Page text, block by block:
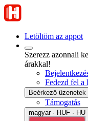
Letöltöm az appot
Szerezz azonnali
árakkal!
Fedezd fel a
Beérkező üzenetek
Támogatás
magyar · HUF · HU